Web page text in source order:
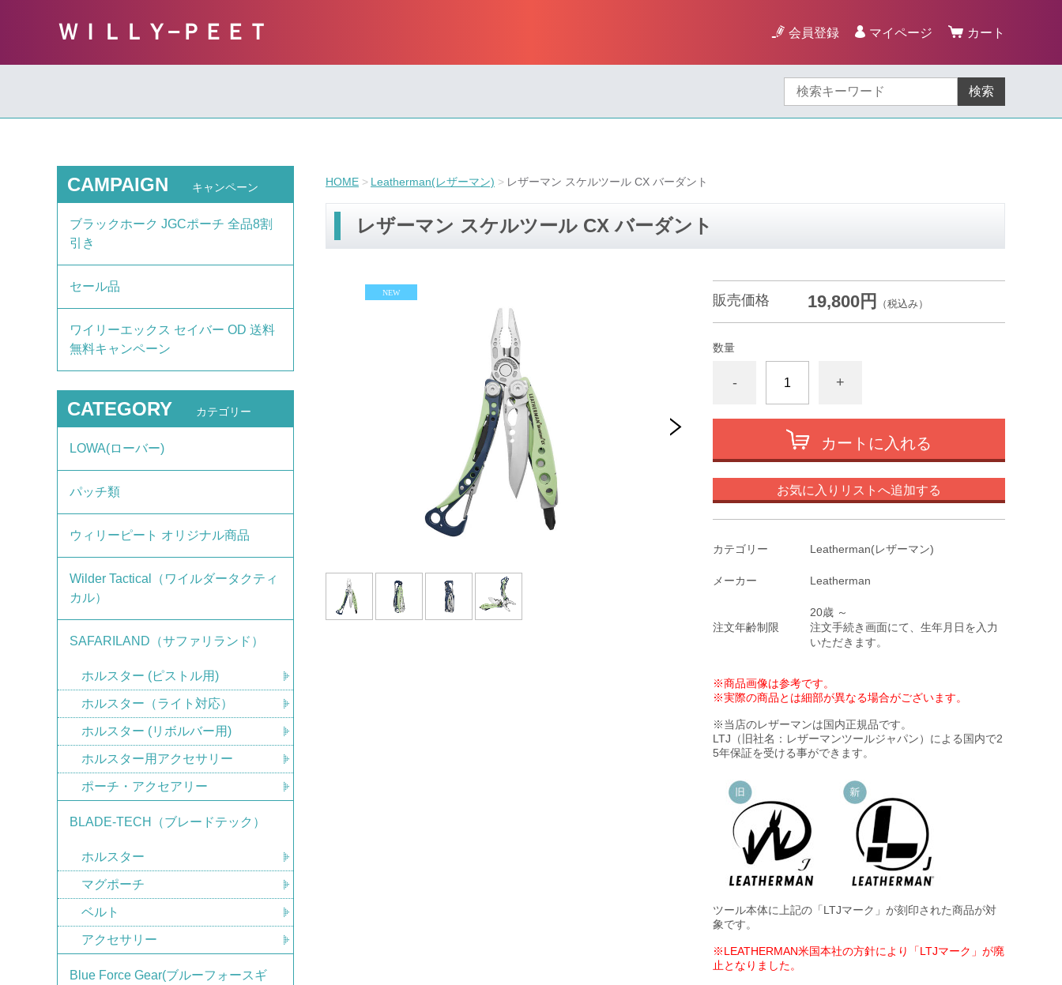
ＷＩＬＬＹ−ＰＥＥＴ 会員登録 マイページ カート
検索
HOME Leatherman(レザーマン) レザーマン スケルツール CX バーダント
レザーマン スケルツール CX バーダント
販売価格 19,800円 （税込み）
数量
- +
カートに入れる
お気に入りリストへ追加する
カテゴリー Leatherman(レザーマン)
メーカー Leatherman
注文年齢制限
20歳 ～
注文手続き画面にて、生年月日を入力
いただきます。
※商品画像は参考です。
※実際の商品とは細部が異なる場合がございます。
※当店のレザーマンは国内正規品です。
LTJ（旧社名：レザーマンツールジャパン）による国内で2
5年保証を受ける事ができます。
ツール本体に上記の「LTJマーク」が刻印された商品が対
象です。
※LEATHERMAN米国本社の方針により「LTJマーク」が廃
止となりました。
CAMPAIGN キャンペーン
ブラックホーク JGCポーチ 全品8割
引き
セール品
ワイリーエックス セイバー OD 送料
無料キャンペーン
CATEGORY カテゴリー
LOWA(ローバー)
パッチ類
ウィリーピート オリジナル商品
Wilder Tactical（ワイルダータクティ
カル）
SAFARILAND（サファリランド）
ホルスター (ピストル用)
ホルスター（ライト対応）
ホルスター (リボルバー用)
ホルスター用アクセサリー
ポーチ・アクセアリー
BLADE-TECH（ブレードテック）
ホルスター
マグポーチ
ベルト
アクセサリー
Blue Force Gear(ブルーフォースギ